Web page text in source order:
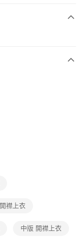
轉至「AFTEE先享後付」
連結，可透過四大超商／
完成。
面顯示為準，若有關於
聯繫「AFTEE先享後付
support/home
先享後付」服務完成之交
襟上衣
中版 開襟上衣